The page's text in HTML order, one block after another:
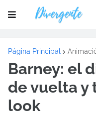
Página Principal
Barney: el
de vuelta y
look